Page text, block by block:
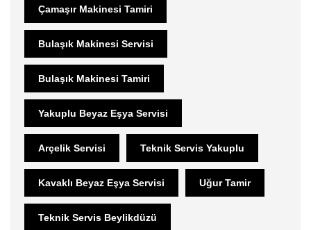
Çamaşır Makinesi Tamiri
Bulaşık Makinesi Servisi
Bulaşık Makinesi Tamiri
Yakuplu Beyaz Eşya Servisi
Arçelik Servisi Teknik Servis Yakuplu
Kavaklı Beyaz Eşya Servisi Uğur Tamir
Teknik Servis Beylikdüzü